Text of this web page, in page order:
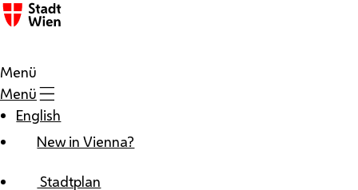
Zum Inhalt
Menü
Menü
English
New in Vienna?
Stadtplan